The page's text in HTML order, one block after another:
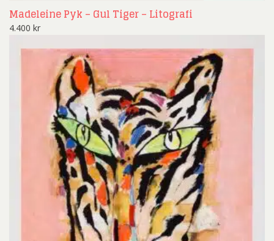
Madeleine Pyk – Gul Tiger – Litografi
4.400 kr